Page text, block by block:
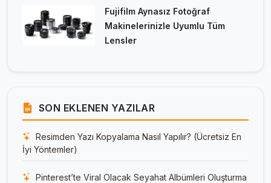
Fujifilm Aynasız Fotoğraf
Makinelerinizle Uyumlu Tüm
Lensler
SON EKLENEN YAZILAR
Resimden Yazı Kopyalama Nasıl Yapılır? (Ücretsiz En
İyi Yöntemler)
Pinterest’te Viral Olacak Seyahat Albümleri Oluşturma